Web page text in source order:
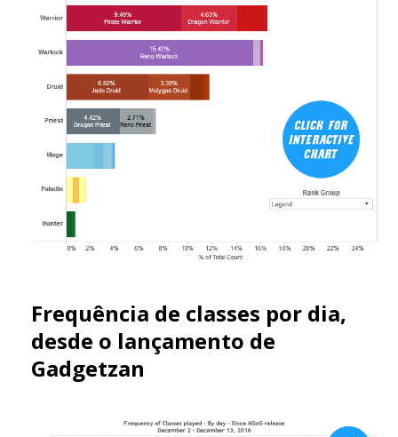
Frequência de classes por dia,
desde o lançamento de
Gadgetzan